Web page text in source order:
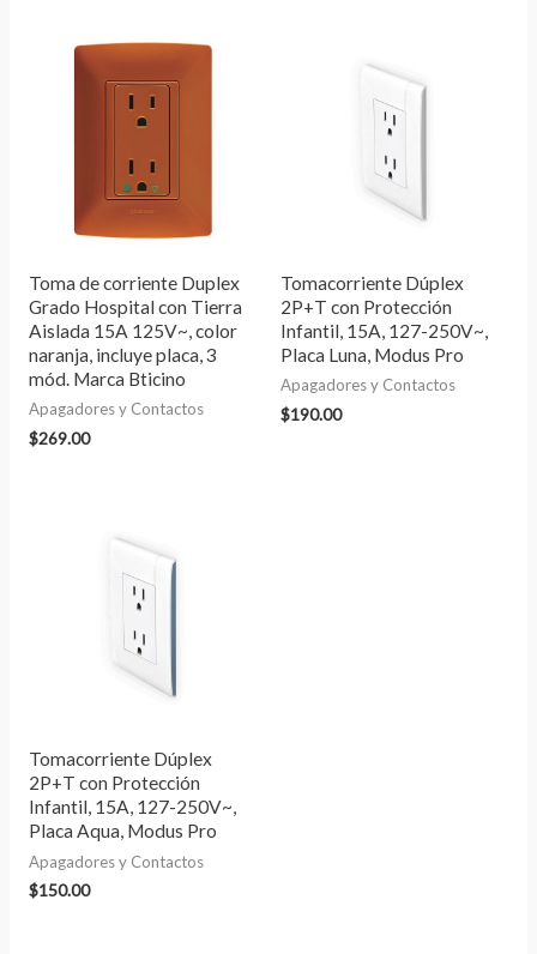
Toma de corriente Duplex
Grado Hospital con Tierra
Aislada 15A 125V~, color
naranja, incluye placa, 3
mód. Marca Bticino
Apagadores y Contactos
$269.00
Tomacorriente Dúplex
2P+T con Protección
Infantil, 15A, 127-250V~,
Placa Luna, Modus Pro
Apagadores y Contactos
$190.00
Tomacorriente Dúplex
2P+T con Protección
Infantil, 15A, 127-250V~,
Placa Aqua, Modus Pro
Apagadores y Contactos
$150.00